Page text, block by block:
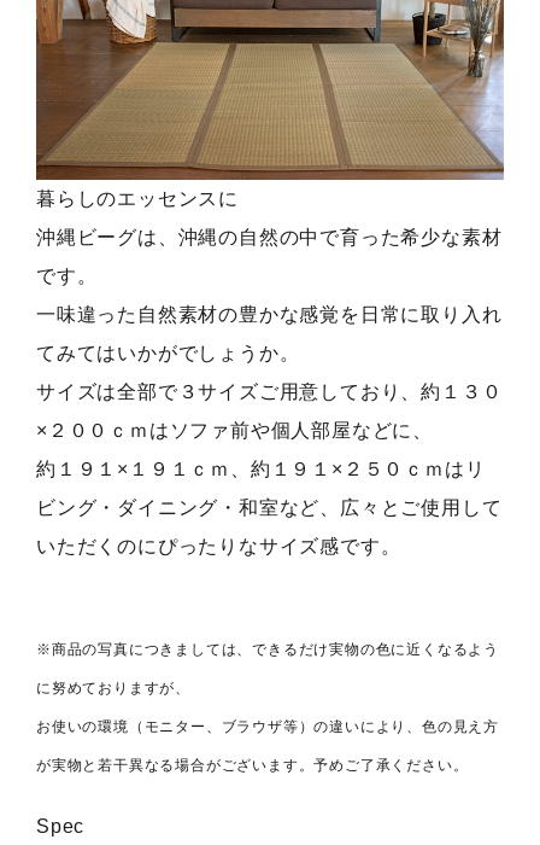
暮らしのエッセンスに
沖縄ビーグは、沖縄の自然の中で育った希少な素材
です。
一味違った自然素材の豊かな感覚を日常に取り入れ
てみてはいかがでしょうか。
サイズは全部で３サイズご用意しており、約１３０
×２００ｃｍはソファ前や個人部屋などに、
約１９１×１９１ｃｍ、約１９１×２５０ｃｍはリ
ビング・ダイニング・和室など、広々とご使用して
いただくのにぴったりなサイズ感です。
※商品の写真につきましては、できるだけ実物の色に近くなるよう
に努めておりますが、
お使いの環境（モニター、ブラウザ等）の違いにより、色の見え方
が実物と若干異なる場合がございます。予めご了承ください。
Spec